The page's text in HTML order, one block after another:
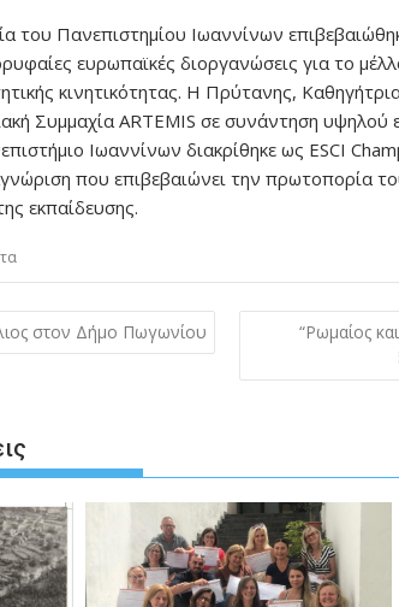
του Πανεπιστημίου Ιωαννίνων
ευρωπαϊκές διοργανώσεις για το
κινητικότητας. Η Πρύτανης,
Συμμαχία ARTEMIS σε συνάντηση
Ιωαννίνων διακρίθηκε ως ESCI
που επιβεβαιώνει την πρωτοπορία
εκπαίδευσης.
στον Δήμο Πωγωνίου
“Ρωμαίος